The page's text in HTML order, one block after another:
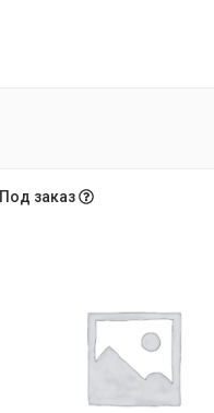
Под заказ